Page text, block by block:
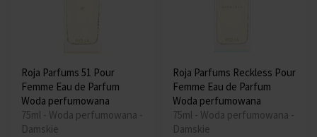
Roja Parfums 51 Pour
Femme Eau de Parfum
Woda perfumowana
75ml - Woda perfumowana -
Damskie
Roja Parfums Reckless Pour
Femme Eau de Parfum
Woda perfumowana
75ml - Woda perfumowana -
Damskie